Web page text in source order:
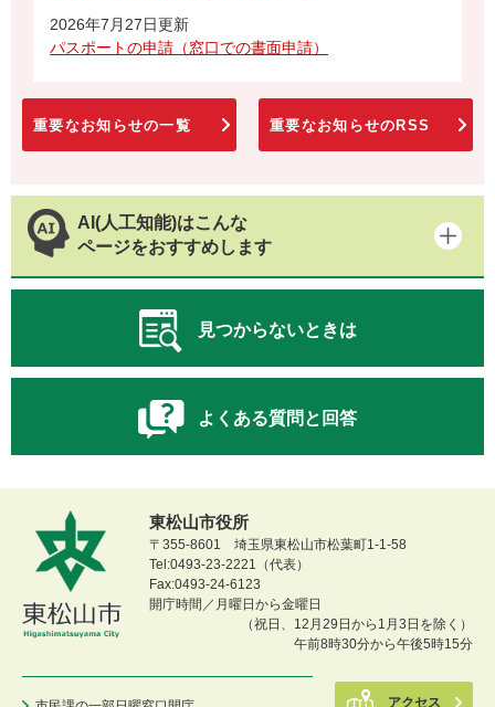
2026年7月27日更新
パスポートの申請（窓口での書面申請）
重要なお知らせの一覧 重要なお知らせのRSS
AI(人工知能)はこんな
ページをおすすめします
見つからないときは
よくある質問と回答
東松山市役所
〒355-8601 埼玉県東松山市松葉町1-1-58
Tel:0493-23-2221（代表）
Fax:0493-24-6123
開庁時間／月曜日から金曜日
（祝日、12月29日から1月3日を除く）
午前8時30分から午後5時15分
アクセス